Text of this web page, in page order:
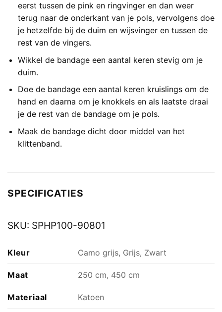
eerst tussen de pink en ringvinger en dan weer
terug naar de onderkant van je pols, vervolgens doe
je hetzelfde bij de duim en wijsvinger en tussen de
rest van de vingers.
Wikkel de bandage een aantal keren stevig om je
duim.
Doe de bandage een aantal keren kruislings om de
hand en daarna om je knokkels en als laatste draai
je de rest van de bandage om je pols.
Maak de bandage dicht door middel van het
klittenband.
SPECIFICATIES
SKU: SPHP100-90801
Kleur Camo grijs, Grijs, Zwart
Maat 250 cm, 450 cm
Materiaal Katoen